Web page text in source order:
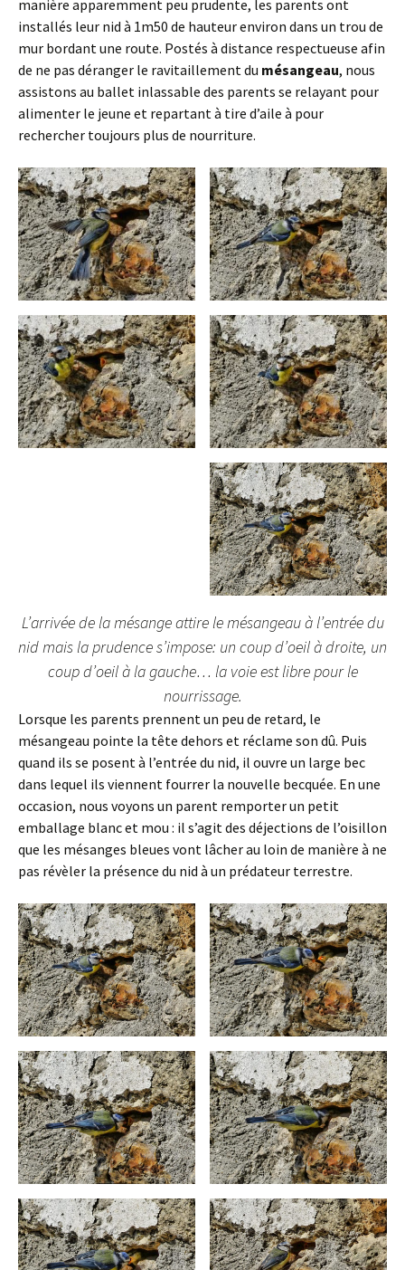
manière apparemment peu prudente, les parents ont
installés leur nid à 1m50 de hauteur environ dans un trou de
mur bordant une route. Postés à distance respectueuse afin
de ne pas déranger le ravitaillement du mésangeau, nous
assistons au ballet inlassable des parents se relayant pour
alimenter le jeune et repartant à tire d’aile à pour
rechercher toujours plus de nourriture.
L’arrivée de la mésange attire le mésangeau à l’entrée du
nid mais la prudence s’impose: un coup d’oeil à droite, un
coup d’oeil à la gauche… la voie est libre pour le
nourrissage.
Lorsque les parents prennent un peu de retard, le
mésangeau pointe la tête dehors et réclame son dû. Puis
quand ils se posent à l’entrée du nid, il ouvre un large bec
dans lequel ils viennent fourrer la nouvelle becquée. En une
occasion, nous voyons un parent remporter un petit
emballage blanc et mou : il s’agit des déjections de l’oisillon
que les mésanges bleues vont lâcher au loin de manière à ne
pas révèler la présence du nid à un prédateur terrestre.